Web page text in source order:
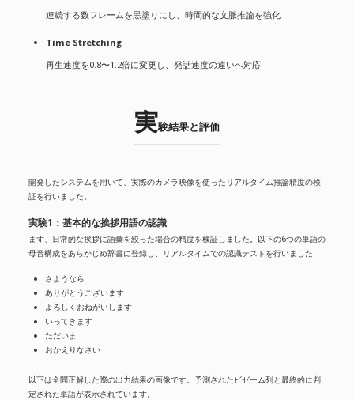
連続する数フレームを黒塗りにし、時間的な文脈推論を強化
Time Stretching
再生速度を0.8〜1.2倍に変更し、発話速度の違いへ対応
実験結果と評価
開発したシステムを用いて、実際のカメラ映像を使ったリアルタイム推論精度の検
証を行いました。
実験1：基本的な挨拶用語の認識
まず、日常的な挨拶に語彙を絞った場合の精度を検証しました。以下の6つの単語の
母音構成をあらかじめ辞書に登録し、リアルタイムでの認識テストを行いました
さようなら
ありがとうございます
よろしくおねがいします
いってきます
ただいま
おかえりなさい
以下は全問正解した際の出力結果の画像です。予測されたビゼーム列と最終的に判
定された単語が表示されています。